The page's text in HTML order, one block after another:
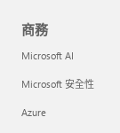
商務
Microsoft AI
Microsoft 安全性
Azure